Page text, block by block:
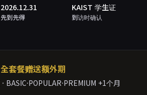
2026.12.31
先到先得
KAIST 学生证
到访时确认
全套餐赠送额外期
BASIC·POPULAR·PREMIUM +1个月